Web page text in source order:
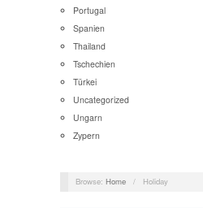
Portugal
Spanien
Thailand
Tschechien
Türkei
Uncategorized
Ungarn
Zypern
Browse: Home / Holiday